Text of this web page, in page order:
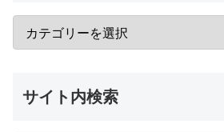
サイト内検索